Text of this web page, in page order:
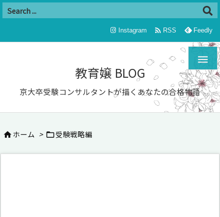
教育嬢 BLOG
京大卒受験コンサルタントが描くあなたの合格物語

Instagram  RSS Feedly
 ホーム > 受験戦略編